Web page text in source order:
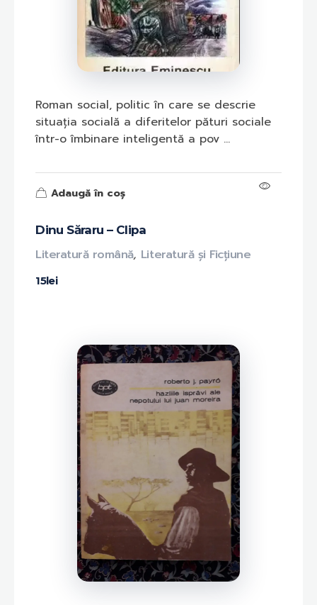
Dinu Săraru – Clipa
15lei
Literatură română, Literatură și Ficțiune
Roman social, politic în care se descrie
situația socială a diferitelor pături sociale
într-o îmbinare inteligentă a pov ...
Adaugă în coș